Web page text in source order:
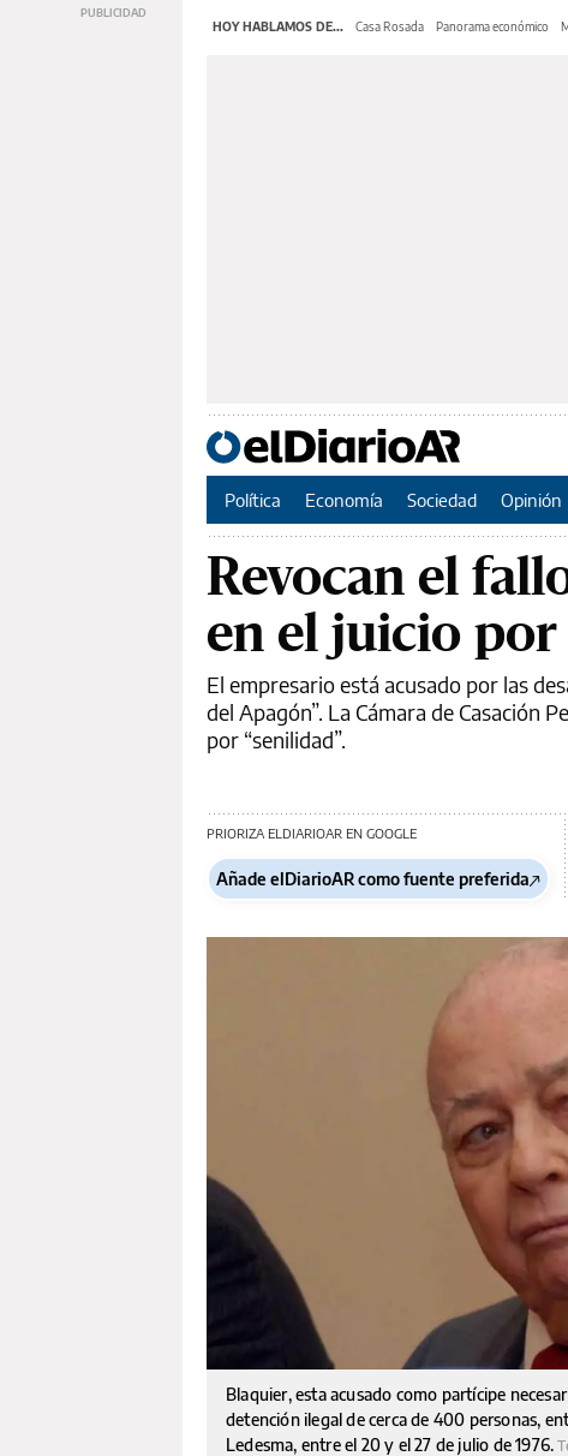
HOY HABLAMOS DE... Casa Rosada Panorama económico
Política Economía Sociedad Opinión
Revocan el
en el juicio
El empresario está acusado por las
del Apagón”. La Cámara de Casación
por “senilidad”.
PRIORIZA ELDIARIOAR EN GOOGLE
Añade elDiarioAR como fuente preferida
Blaquier, esta acusado como partícipe
detención ilegal de cerca de 400 personas,
Ledesma, entre el 20 y el 27 de julio de 1976.